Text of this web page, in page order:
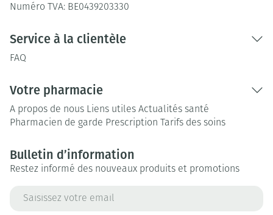
Numéro TVA: BE0439203330
Service à la clientèle
FAQ
Votre pharmacie
A propos de nous Liens utiles Actualités santé
Pharmacien de garde Prescription Tarifs des soins
Bulletin d’information
Restez informé des nouveaux produits et promotions